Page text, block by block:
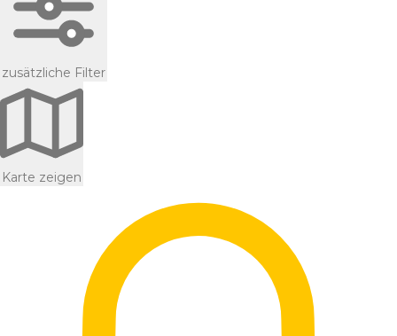
zusätzliche Filter
Karte zeigen